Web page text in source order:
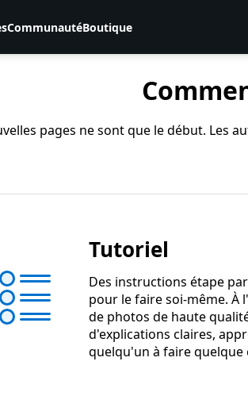
CommunautéBoutique
pages ne sont que le début. Les
Tutoriel
Des instructions étape
pour le faire soi-même. À
de photos de haute
d'explications claires,
quelqu'un à faire quelque